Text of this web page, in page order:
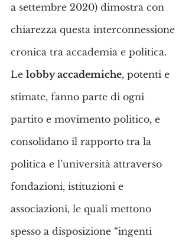
a settembre 2020) dimostra con
chiarezza questa interconnessione
cronica tra accademia e politica.
Le lobby accademiche, potenti e
stimate, fanno parte di ogni
partito e movimento politico, e
consolidano il rapporto tra la
politica e l’università attraverso
fondazioni, istituzioni e
associazioni, le quali mettono
spesso a disposizione “ingenti